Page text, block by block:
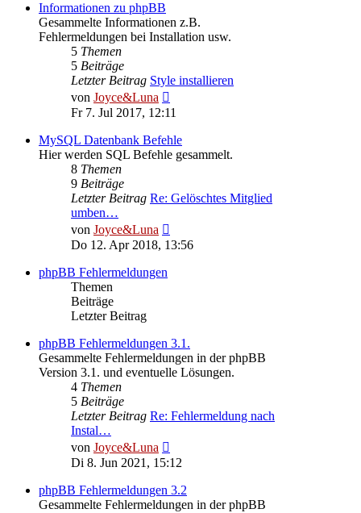
Informationen zu phpBB
Gesammelte Informationen z.B.
Fehlermeldungen bei Installation usw.
5 Themen
5 Beiträge
Letzter Beitrag Style installieren
von Joyce&Luna
Beitrag
Fr 7. Jul 2017, 12:11
MySQL Datenbank Befehle
Hier werden SQL Befehle gesammelt.
8 Themen
9 Beiträge
Letzter Beitrag Re: Gelöschtes Mitglied
umben…
von Joyce&Luna
Beitrag
Do 12. Apr 2018, 13:56
phpBB Fehlermeldungen
Themen
Beiträge
Letzter Beitrag
phpBB Fehlermeldungen 3.1.
Gesammelte Fehlermeldungen in der phpBB
Version 3.1. und eventuelle Lösungen.
4 Themen
5 Beiträge
Letzter Beitrag Re: Fehlermeldung nach
Instal…
von Joyce&Luna
Beitrag
Di 8. Jun 2021, 15:12
phpBB Fehlermeldungen 3.2
Gesammelte Fehlermeldungen in der phpBB